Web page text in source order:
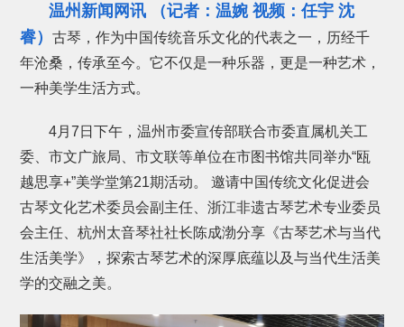
温州新闻网讯 （记者：温婉 视频：任宇 沈
睿）古琴，作为中国传统音乐文化的代表之一，历经千
年沧桑，传承至今。它不仅是一种乐器，更是一种艺术，
一种美学生活方式。
4月7日下午，温州市委宣传部联合市委直属机关工
委、市文广旅局、市文联等单位在市图书馆共同举办“瓯
越思享+”美学堂第21期活动。 邀请中国传统文化促进会
古琴文化艺术委员会副主任、浙江非遗古琴艺术专业委员
会主任、杭州太音琴社社长陈成渤分享《古琴艺术与当代
生活美学》，探索古琴艺术的深厚底蕴以及与当代生活美
学的交融之美。